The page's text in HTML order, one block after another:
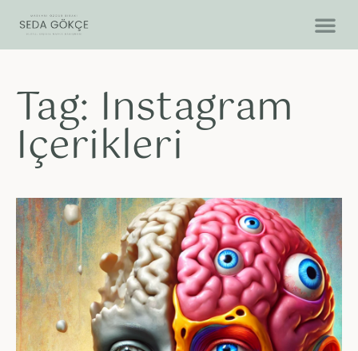
Tag: Instagram
Içerikleri